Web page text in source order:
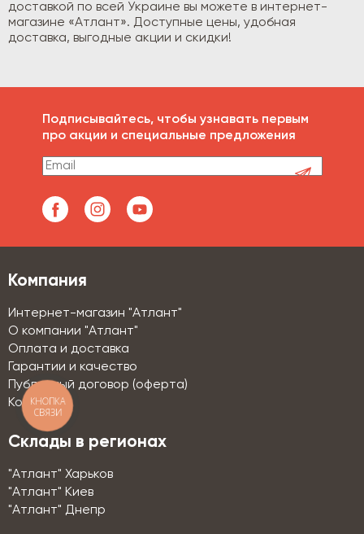
доставкой по всей Украине вы можете в интернет-
магазине «Атлант». Доступные цены, удобная
доставка, выгодные акции и скидки!
Подписывайтесь, чтобы узнавать первым
про акции и специальные предложения
Компания
Интернет-магазин "Атлант"
О компании "Атлант"
Оплата и доставка
Гарантии и качество
Публичный договор (оферта)
Контакты
Склады в регионах
"Атлант" Харьков
"Атлант" Киев
"Атлант" Днепр
КНОПКА
СВЯЗИ